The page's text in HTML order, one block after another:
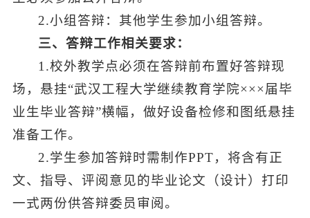
2.小组答辩：其他学生参加小组答辩。
三、答辩工作相关要求：
1.校外教学点必须在答辩前布置好答辩现
场，悬挂“武汉工程大学继续教育学院×××届毕
业生毕业答辩”横幅，做好设备检修和图纸悬挂
准备工作。
2.学生参加答辩时需制作PPT，将含有正
文、指导、评阅意见的毕业论文（设计）打印
一式两份供答辩委员审阅。